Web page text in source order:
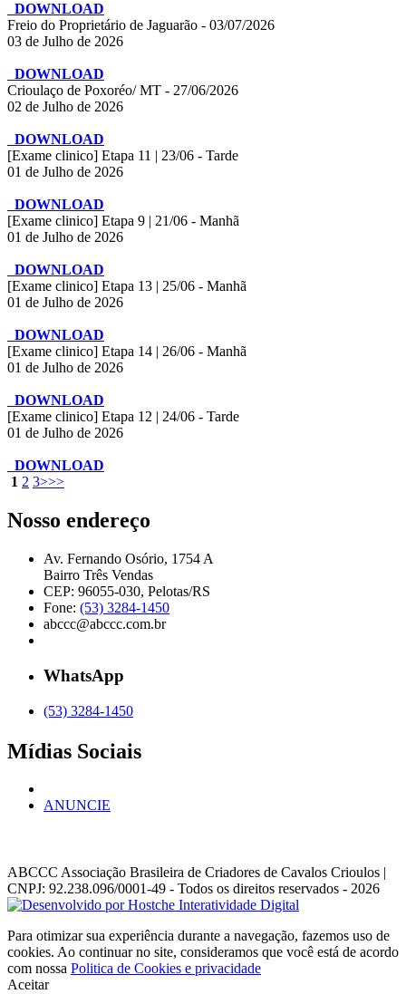
DOWNLOAD
Freio do Proprietário de Jaguarão - 03/07/2026
03 de Julho de 2026
DOWNLOAD
Crioulaço de Poxoréo/ MT - 27/06/2026
02 de Julho de 2026
DOWNLOAD
[Exame clinico] Etapa 11 | 23/06 - Tarde
01 de Julho de 2026
DOWNLOAD
[Exame clinico] Etapa 9 | 21/06 - Manhã
01 de Julho de 2026
DOWNLOAD
[Exame clinico] Etapa 13 | 25/06 - Manhã
01 de Julho de 2026
DOWNLOAD
[Exame clinico] Etapa 14 | 26/06 - Manhã
01 de Julho de 2026
DOWNLOAD
[Exame clinico] Etapa 12 | 24/06 - Tarde
01 de Julho de 2026
DOWNLOAD
1 2 3>>>
Nosso endereço
Av. Fernando Osório, 1754 A
Bairro Três Vendas
CEP: 96055-030, Pelotas/RS
Fone: (53) 3284-1450
abccc@abccc.com.br
WhatsApp
(53) 3284-1450
Mídias Sociais
ANUNCIE
ABCCC Associação Brasileira de Criadores de Cavalos Crioulos |
CNPJ: 92.238.096/0001-49 - Todos os direitos reservados - 2026
Para otimizar sua experiência durante a navegação, fazemos uso de
cookies. Ao continuar no site, consideramos que você está de acordo
com nossa Politica de Cookies e privacidade
Aceitar